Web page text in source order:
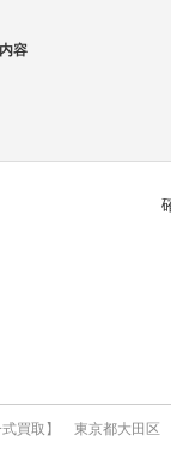
容
式買取】 東京都大田